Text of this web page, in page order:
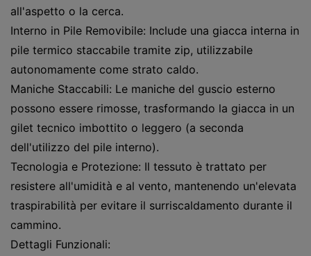
all'aspetto o la cerca.
Interno in Pile Removibile: Include una giacca interna in
pile termico staccabile tramite zip, utilizzabile
autonomamente come strato caldo.
Maniche Staccabili: Le maniche del guscio esterno
possono essere rimosse, trasformando la giacca in un
gilet tecnico imbottito o leggero (a seconda
dell'utilizzo del pile interno).
Tecnologia e Protezione: Il tessuto è trattato per
resistere all'umidità e al vento, mantenendo un'elevata
traspirabilità per evitare il surriscaldamento durante il
cammino.
Dettagli Funzionali: